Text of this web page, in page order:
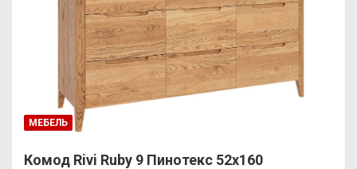
МЕБЕЛЬ
Комод Rivi Ruby 9 Пинотекс 52х160